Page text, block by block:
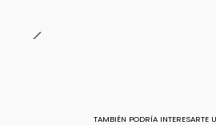
TAMBIÉN PODRÍA INTERESARTE